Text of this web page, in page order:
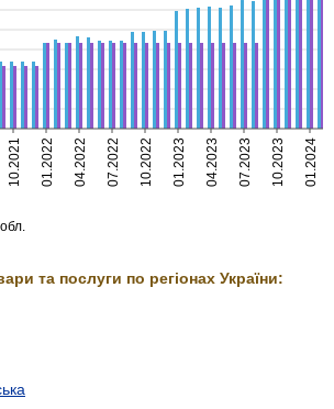
10.2021 01.2022 04.2022 07.2022 10.2022 01.2023 04.2023 07.2023 10.2023 01.2024
та послуги по регіонах України: